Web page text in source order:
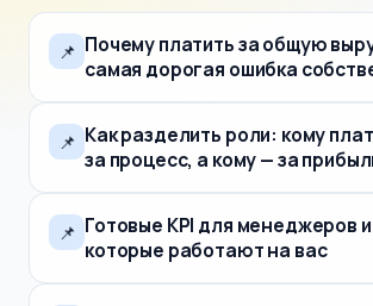
📌 Почему платить за общую
самая дорогая ошибка
📌 Как разделить роли: кому
за процесс, а кому — за
📌 Готовые KPI для менеджеров
которые работают на вас